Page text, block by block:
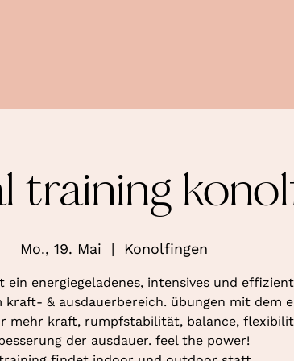
training
Mo., 19. Mai
  |
Konolfingen
ein energiegeladenes, intensives und
& ausdauerbereich. übungen mit dem
mehr kraft, rumpfstabilität, balance,
der ausdauer. feel the power!